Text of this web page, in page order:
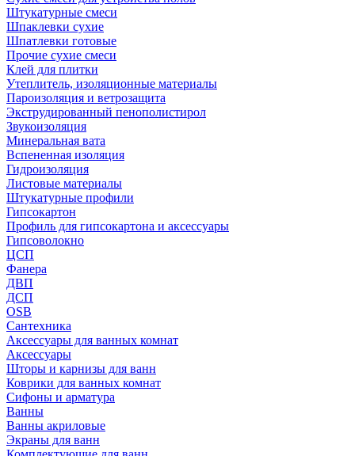
Штукатурные смеси
Шпаклевки сухие
Шпатлевки готовые
Прочие сухие смеси
Клей для плитки
Утеплитель, изоляционные материалы
Пароизоляция и ветрозащита
Экструдированный пенополистирол
Звукоизоляция
Минеральная вата
Вспененная изоляция
Гидроизоляция
Листовые материалы
Штукатурные профили
Гипсокартон
Профиль для гипсокартона и аксессуары
Гипсоволокно
ЦСП
Фанера
ДВП
ДСП
OSB
Сантехника
Аксессуары для ванных комнат
Аксессуары
Шторы и карнизы для ванн
Коврики для ванных комнат
Сифоны и арматура
Ванны
Ванны акриловые
Экраны для ванн